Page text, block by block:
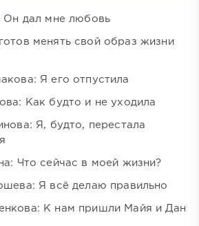
Он дал мне любовь
менять свой образ жизни
Я его отпустила
Как будто и не уходила
Я, будто, перестала
Что сейчас в моей жизни?
Я всё делаю правильно
К нам пришли Майя и Дан